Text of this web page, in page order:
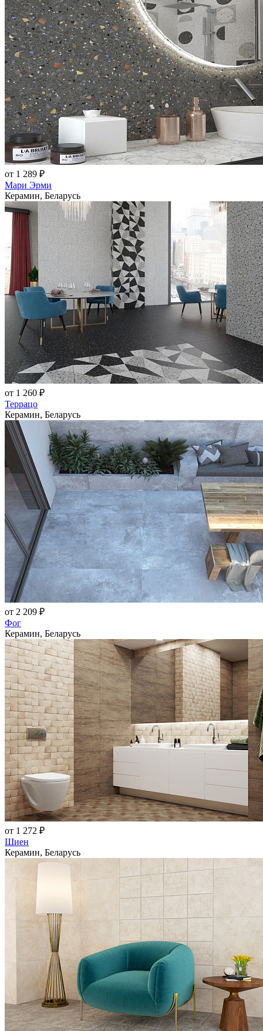
от 1 289 ₽
Мари Эрми
Керамин, Беларусь
от 1 260 ₽
Террацо
Керамин, Беларусь
от 2 209 ₽
Фог
Керамин, Беларусь
от 1 272 ₽
Шиен
Керамин, Беларусь